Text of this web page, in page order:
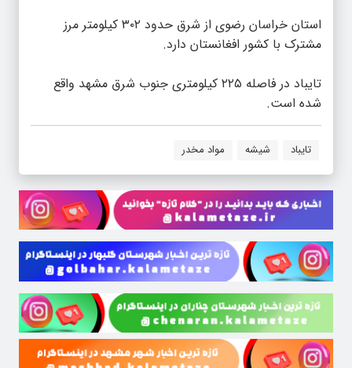
استان خراسان رضوی از شرق حدود ۳۰۲ کیلومتر مرز
مشترک با کشور افغانستان دارد.
تایباد در فاصله ۲۲۵ کیلومتری جنوب شرق مشهد واقع
شده است.
تایباد شیشه مواد مخدر